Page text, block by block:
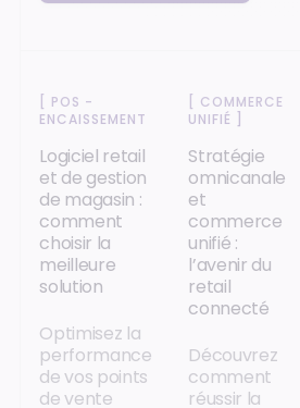
POS -
ENCAISSEMENT
Logiciel retail
et de gestion
de magasin :
comment
choisir la
meilleure
solution
Optimisez la
performance
de vos points
de vente
COMMERCE
UNIFIÉ
Stratégie
omnicanale
et
commerce
unifié :
l’avenir du
retail
connecté
Découvrez
comment
réussir la